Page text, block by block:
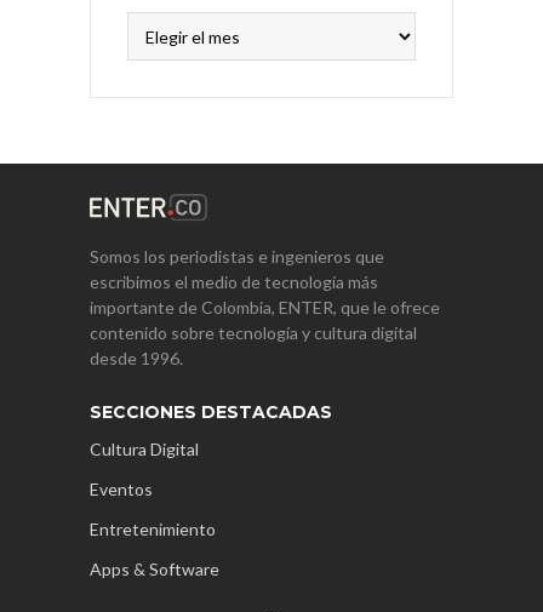
Somos los periodistas e ingenieros que
escribimos el medio de tecnología más
importante de Colombia, ENTER, que le ofrece
contenido sobre tecnología y cultura digital
desde 1996.
SECCIONES DESTACADAS
Cultura Digital
Eventos
Entretenimiento
Apps & Software